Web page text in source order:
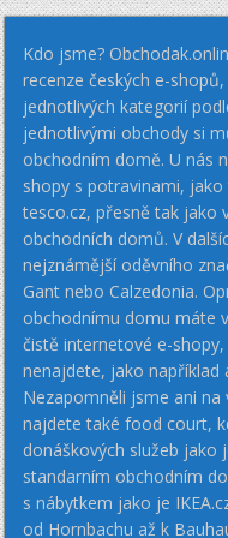
Kdo jsme?
recenze českých e-
jednotlivých kategorií
jednotlivými obchody si
obchodním domě. U nás
shopy s potravinami,
tesco.cz, přesně tak jako
obchodních domů. V
nejznámější oděvního
Gant nebo Calzedonia.
obchodnímu domu máte
čistě internetové e-
nenajdete, jako například
Nezapomněli jsme ani
najdete také food court,
donáškových služeb jako
standarním obchodním
s nábytkem jako je
od Hornbachu až k